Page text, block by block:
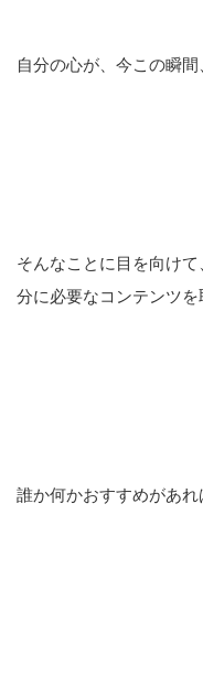
自分の心が、今この瞬
そんなことに目を向け
分に必要なコンテンツを
誰か何かおすすめがあ